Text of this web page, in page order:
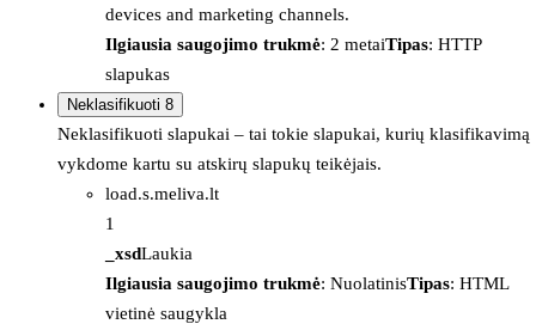
devices and marketing channels.
Ilgiausia saugojimo trukmė: 2 metaiTipas: HTTP
slapukas
Neklasifikuoti 8
Neklasifikuoti slapukai – tai tokie slapukai, kurių klasifikavimą
vykdome kartu su atskirų slapukų teikėjais.
load.s.meliva.lt
1
_xsdLaukia
Ilgiausia saugojimo trukmė: NuolatinisTipas: HTML
vietinė saugykla